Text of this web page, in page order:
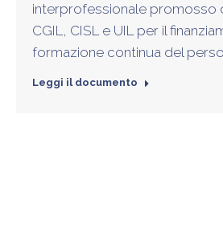
interprofessionale promosso
CGIL, CISL e UIL per il
formazione continua del
Leggi il documento